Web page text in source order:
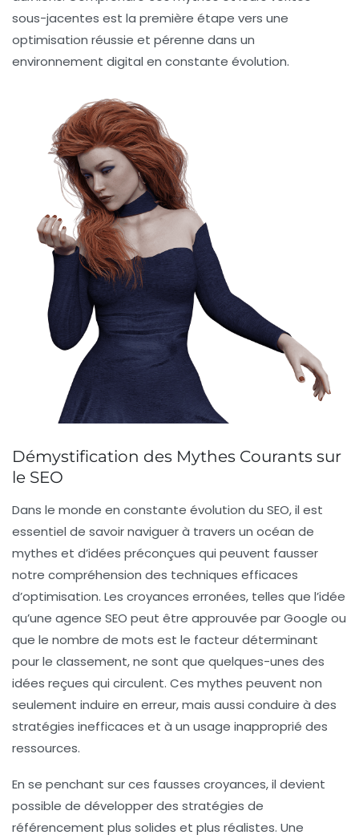
sous-jacentes est la première étape vers une
optimisation réussie et pérenne dans un
environnement digital en constante évolution.
Démystification des Mythes Courants sur
le SEO
Dans le monde en constante évolution du SEO, il est
essentiel de savoir naviguer à travers un océan de
mythes et d’idées préconçues qui peuvent fausser
notre compréhension des techniques efficaces
d’optimisation. Les croyances erronées, telles que l’idée
qu’une agence SEO peut être approuvée par Google ou
que le nombre de mots est le facteur déterminant
pour le classement, ne sont que quelques-unes des
idées reçues qui circulent. Ces mythes peuvent non
seulement induire en erreur, mais aussi conduire à des
stratégies inefficaces et à un usage inapproprié des
ressources.
En se penchant sur ces fausses croyances, il devient
possible de développerdes stratégies de
référencement plus solides et plus réalistes. Une